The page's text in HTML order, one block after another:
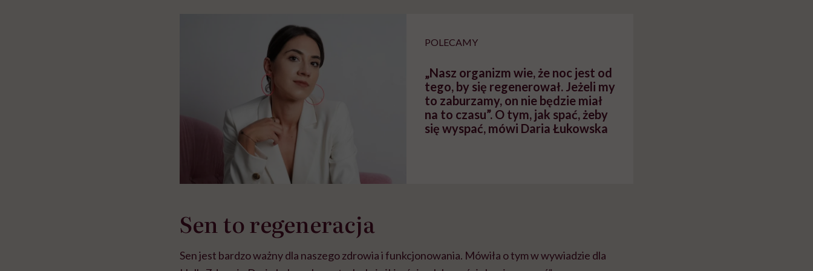
POLECAMY
„Nasz organizm wie, że noc jest od
tego, by się regenerował. Jeżeli my
to zaburzamy, on nie będzie miał
na to czasu”. O tym, jak spać, żeby
się wyspać, mówi Daria Łukowska
Sen to regeneracja
Sen jest bardzo ważny dla naszego zdrowia i funkcjonowania. Mówiła o tym w wywiadzie dla